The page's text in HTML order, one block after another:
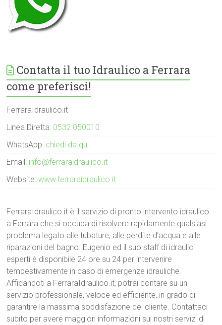
Contatta il tuo Idraulico a Ferrara
come preferisci!
FerraraIdraulico.it
Linea Diretta: 0532 050010
WhatsApp: chiedi da qui
Email: info@ferraraidraulico.it
Website:www.ferraraidraulico.it
FerraraIdraulico.it è il servizio di pronto intervento idraulico
a Ferrara che si occupa di risolvere rapidamente qualsiasi
problema legato alle tubature, alle perdite d’acqua e alle
riparazioni del bagno. Eugenio ed il suo staff di idraulici
esperti è disponibile 24 ore su 24 per intervenire
tempestivamente in caso di emergenze idrauliche.
Affidandoti a FerraraIdraulico.it, potrai contare su un
servizio professionale, veloce ed efficiente, in grado di
garantire la massima soddisfazione del cliente. Contattaci
subito per avere maggiori informazioni sui nostri servizi di